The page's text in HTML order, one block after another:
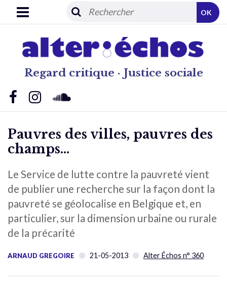
Regard critique · Justice sociale
OK
Pauvres des villes, pauvres des
champs…
Le Service de lutte contre la pauvreté vient
de publier une recherche sur la façon dont la
pauvreté se géolocalise en Belgique et, en
particulier, sur la dimension urbaine ou rurale
de la précarité
ARNAUD GREGOIRE 21-05-2013 Alter Échos n° 360